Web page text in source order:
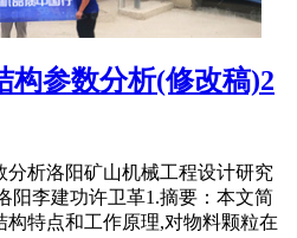
构参数分析(修改稿)2
析洛阳矿山机械工程设计研究
阳李建功许卫革1.摘要：本文简
特点和工作原理,对物料颗粒在